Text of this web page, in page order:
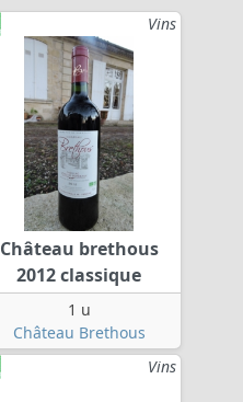
Vins
Château brethous
2012 classique
1 u
Château Brethous
Vins